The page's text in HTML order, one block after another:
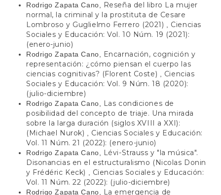
Rodrigo Zapata Cano,
Reseña del libro La mujer
normal, la criminal y la prostituta de Cesare
Lombroso y Guglielmo Ferrero (2021)
Ciencias
Sociales y Educación: Vol. 10 Núm. 19 (2021):
(enero-junio)
Rodrigo Zapata Cano,
Encarnación, cognición y
representación: ¿cómo piensan el cuerpo las
ciencias cognitivas? (Florent Coste)
Ciencias
Sociales y Educación: Vol. 9 Núm. 18 (2020):
(julio-diciembre)
Rodrigo Zapata Cano,
Las condiciones de
posibilidad del concepto de triaje. Una mirada
sobre la larga duración (siglos XVIII a XXI):
(Michael Nurok)
Ciencias Sociales y Educación:
Vol. 11 Núm. 21 (2022): (enero-junio)
Rodrigo Zapata Cano,
Lévi-Strauss y "la música".
Disonancias en el estructuralismo (Nicolas Donin
y Frédéric Keck)
Ciencias Sociales y Educación:
Vol. 11 Núm. 22 (2022): (julio-diciembre)
Rodrigo Zapata Cano, La emergencia de